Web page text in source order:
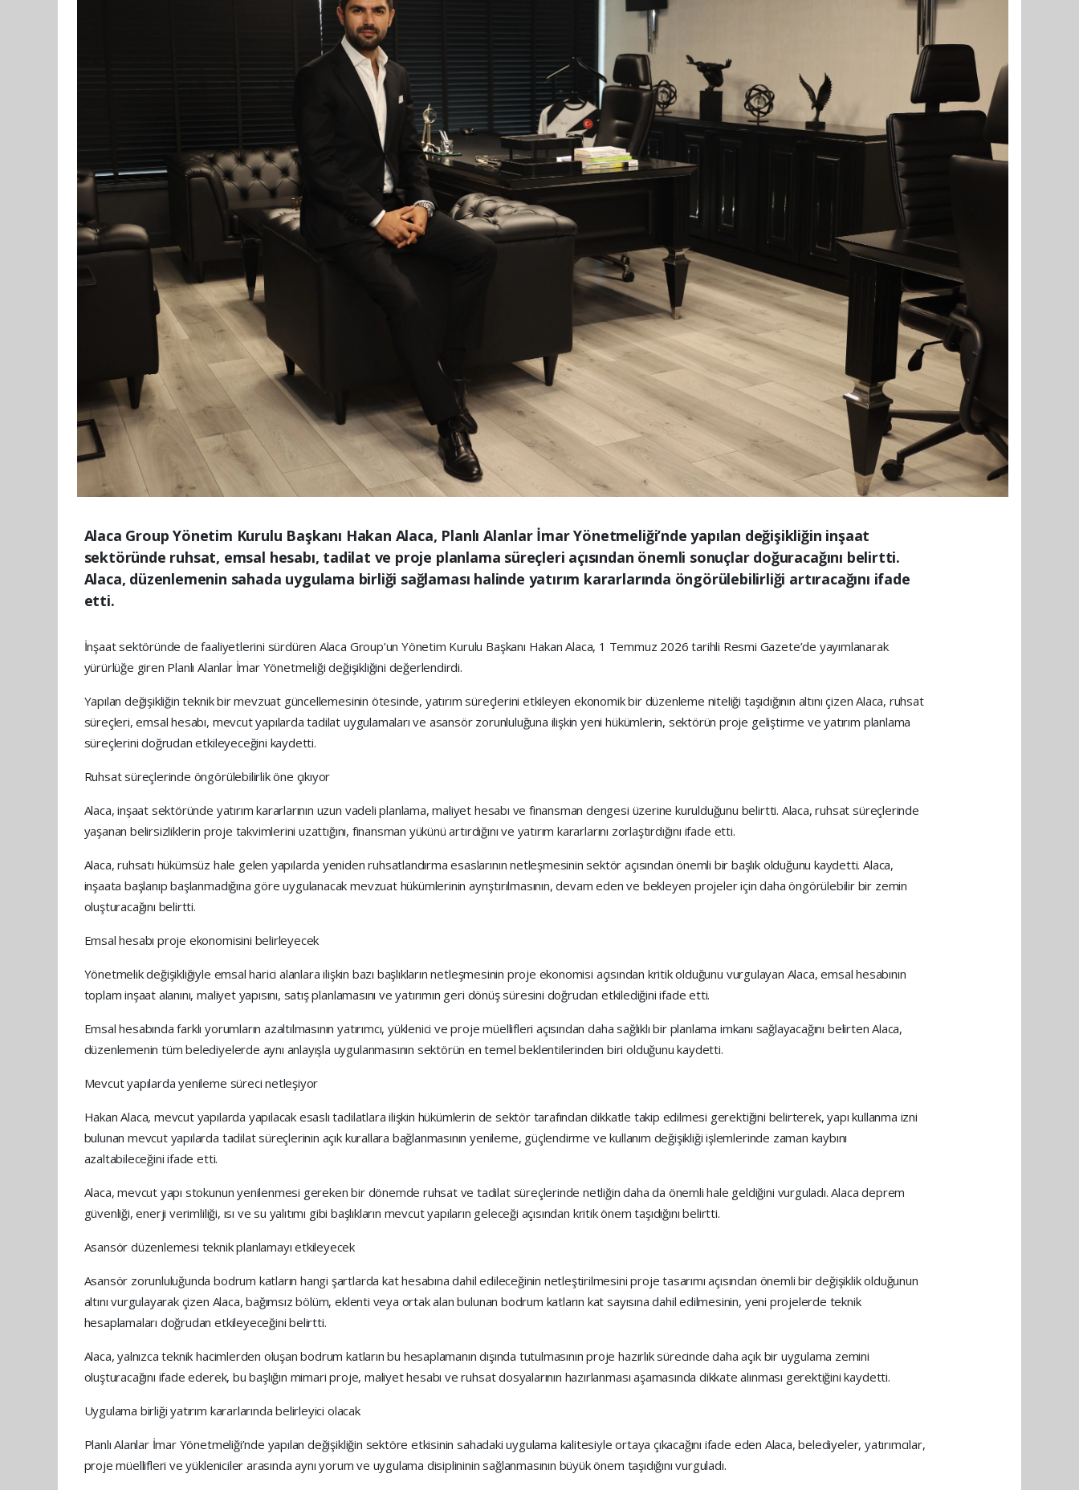
Alaca Group Yönetim Kurulu Başkanı Hakan Alaca, Planlı Alanlar İmar Yönetmeliği’nde yapılan değişikliğin inşaat
sektöründe ruhsat, emsal hesabı, tadilat ve proje planlama süreçleri açısından önemli sonuçlar doğuracağını belirtti.
Alaca, düzenlemenin sahada uygulama birliği sağlaması halinde yatırım kararlarında öngörülebilirliği artıracağını ifade
etti.
İnşaat sektöründe de faaliyetlerini sürdüren Alaca Group’un Yönetim Kurulu Başkanı Hakan Alaca, 1 Temmuz 2026 tarihli Resmi Gazete’de yayımlanarak
yürürlüğe giren Planlı Alanlar İmar Yönetmeliği değişikliğini değerlendirdi.
Yapılan değişikliğin teknik bir mevzuat güncellemesinin ötesinde, yatırım süreçlerini etkileyen ekonomik bir düzenleme niteliği taşıdığının altını çizen Alaca, ruhsat
süreçleri, emsal hesabı, mevcut yapılarda tadilat uygulamaları ve asansör zorunluluğuna ilişkin yeni hükümlerin, sektörün proje geliştirme ve yatırım planlama
süreçlerini doğrudan etkileyeceğini kaydetti.
Ruhsat süreçlerinde öngörülebilirlik öne çıkıyor
Alaca, inşaat sektöründe yatırım kararlarının uzun vadeli planlama, maliyet hesabı ve finansman dengesi üzerine kurulduğunu belirtti. Alaca, ruhsat süreçlerinde
yaşanan belirsizliklerin proje takvimlerini uzattığını, finansman yükünü artırdığını ve yatırım kararlarını zorlaştırdığını ifade etti.
Alaca, ruhsatı hükümsüz hale gelen yapılarda yeniden ruhsatlandırma esaslarının netleşmesinin sektör açısından önemli bir başlık olduğunu kaydetti. Alaca,
inşaata başlanıp başlanmadığına göre uygulanacak mevzuat hükümlerinin ayrıştırılmasının, devam eden ve bekleyen projeler için daha öngörülebilir bir zemin
oluşturacağını belirtti.
Emsal hesabı proje ekonomisini belirleyecek
Yönetmelik değişikliğiyle emsal harici alanlara ilişkin bazı başlıkların netleşmesinin proje ekonomisi açısından kritik olduğunu vurgulayan Alaca, emsal hesabının
toplam inşaat alanını, maliyet yapısını, satış planlamasını ve yatırımın geri dönüş süresini doğrudan etkilediğini ifade etti.
Emsal hesabında farklı yorumların azaltılmasının yatırımcı, yüklenici ve proje müellifleri açısından daha sağlıklı bir planlama imkanı sağlayacağını belirten Alaca,
düzenlemenin tüm belediyelerde aynı anlayışla uygulanmasının sektörün en temel beklentilerinden biri olduğunu kaydetti.
Mevcut yapılarda yenileme süreci netleşiyor
Hakan Alaca, mevcut yapılarda yapılacak esaslı tadilatlara ilişkin hükümlerin de sektör tarafından dikkatle takip edilmesi gerektiğini belirterek, yapı kullanma izni
bulunan mevcut yapılarda tadilat süreçlerinin açık kurallara bağlanmasının yenileme, güçlendirme ve kullanım değişikliği işlemlerinde zaman kaybını
azaltabileceğini ifade etti.
Alaca, mevcut yapı stokunun yenilenmesi gereken bir dönemde ruhsat ve tadilat süreçlerinde netliğin daha da önemli hale geldiğini vurguladı. Alaca deprem
güvenliği, enerji verimliliği, ısı ve su yalıtımı gibi başlıkların mevcut yapıların geleceği açısından kritik önem taşıdığını belirtti.
Asansör düzenlemesi teknik planlamayı etkileyecek
Asansör zorunluluğunda bodrum katların hangi şartlarda kat hesabına dahil edileceğinin netleştirilmesini proje tasarımı açısından önemli bir değişiklik olduğunun
altını vurgulayarak çizen Alaca, bağımsız bölüm, eklenti veya ortak alan bulunan bodrum katların kat sayısına dahil edilmesinin, yeni projelerde teknik
hesaplamaları doğrudan etkileyeceğini belirtti.
Alaca, yalnızca teknik hacimlerden oluşan bodrum katların bu hesaplamanın dışında tutulmasının proje hazırlık sürecinde daha açık bir uygulama zemini
oluşturacağını ifade ederek, bu başlığın mimari proje, maliyet hesabı ve ruhsat dosyalarının hazırlanması aşamasında dikkate alınması gerektiğini kaydetti.
Uygulama birliği yatırım kararlarında belirleyici olacak
Planlı Alanlar İmar Yönetmeliği’nde yapılan değişikliğin sektöre etkisinin sahadaki uygulama kalitesiyle ortaya çıkacağını ifade eden Alaca, belediyeler, yatırımcılar,
proje müellifleri ve yükleniciler arasında aynı yorum ve uygulama disiplininin sağlanmasının büyük önem taşıdığını vurguladı.